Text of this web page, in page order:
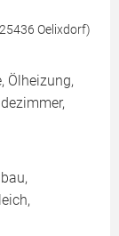
Oelixdorf)
Ölheizung,